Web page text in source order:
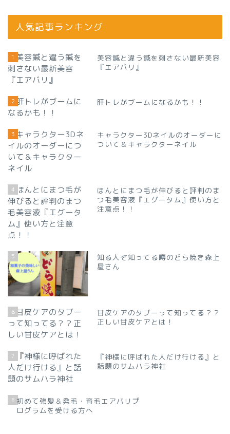
人気記事ランキング
1
美容鍼と違う鍼を刺さない最新美容
『エアバリ』
2 肝トレがブームになるかも！！
3
キャラクター3Dネイルのオーダーに
ついて＆キャラクターネイル
4
ほんとにまつ毛が伸びると評判のま
つ毛美容液『エグータム』使い方と
注意点！！
5
知る人ぞ知ってる噂のどら焼き森上
屋さん
6
甘皮ケアのタブーって知ってる？？
正しい甘皮ケアとは！
7
『神様に呼ばれた人だけ行ける』と
話題のサムハラ神社
8 初めて強髪＆発毛・育毛エアバリプ
ログラムを受ける方へ